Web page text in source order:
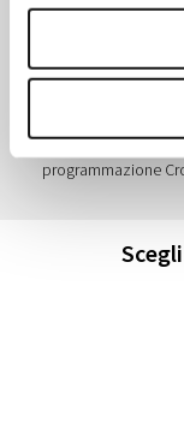
La luce led
programmazione